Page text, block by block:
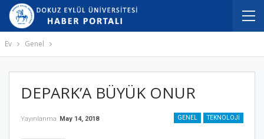
Ev Genel
DEPARK’A BÜYÜK ONUR
GENEL TEKNOLOJI
Yayınlanma May 14, 2018